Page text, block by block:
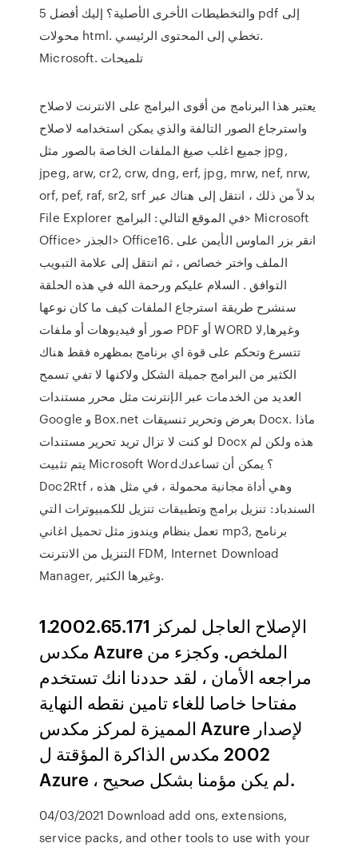
والتخطيطات الأخرى الأصلية؟ إليك أفضل 5 pdf إلى
محولات html. تخطي إلى المحتوى الرئيسي.
Microsoft. تلميحات
يعتبر هذا البرنامج من أقوى البرامج على الانترنت لاصلاح
واسترجاع الصور التالفة والذي يمكن استخدامه لاصلاح
جميع اغلب صيغ الملفات الخاصة بالصور مثل jpg,
jpeg, arw, cr2, crw, dng, erf, jpg, mrw, nef, nrw,
orf, pef, raf, sr2, srf بدلاً من ذلك ، انتقل إلى هناك عبر
File Explorer في الموقع التالي: البرامج> Microsoft
Office> الجذر> Office16. انقر بزر الماوس الأيمن على
الملف واختر خصائص ، ثم انتقل إلى علامة التبويب
التوافق . السلام عليكم ورحمة الله في هذه الحلقة
سنشرح طريقة استرجاع الملفات كيف ما كان نوعها
صور أو فيديوهات أو ملفات PDF أو WORD وغيرها,لا
تتسرع وتحكم على قوة اي برنامج بمظهره فقط هناك
الكثير من البرامج جميلة الشكل ولاكنها لا تفي تسمح
العديد من الخدمات عبر الإنترنت مثل محرر مستندات
Google و Box.net بعرض وتحرير تنسيقات Docx. ماذا
لو كنت لا تزال تريد تحرير مستندات Docx هذه ولكن لم
يتم تثبيت Microsoft Word؟ يمكن أن تساعدك
Doc2Rtf ، وهي أداة مجانية محمولة ، في مثل هذه
السندباد: تنزيل برامج وتطبيقات تنزيل للكمبيوترات التي
تعمل بنظام ويندوز مثل تحميل اغاني mp3, برنامج
التنزيل من الانترنت FDM, Internet Download
Manager, وغيرها الكثير.
1.2002.65.171 الإصلاح العاجل لمركز
مكدس Azure الملخص. وكجزء من
مراجعه الأمان ، لقد حددنا انك تستخدم
مفتاحا خاصا للغاء تامين نقطه النهاية
المميزة لمركز مكدس Azure لإصدار
2002 مكدس الذاكرة المؤقتة ل
Azure ، لم يكن مؤمنا بشكل صحيح.
04/03/2021 Download add ons, extensions,
service packs, and other tools to use with your